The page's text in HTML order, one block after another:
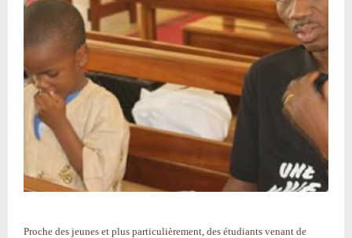
Proche des jeunes et plus particulièrement, des étudiants venant de